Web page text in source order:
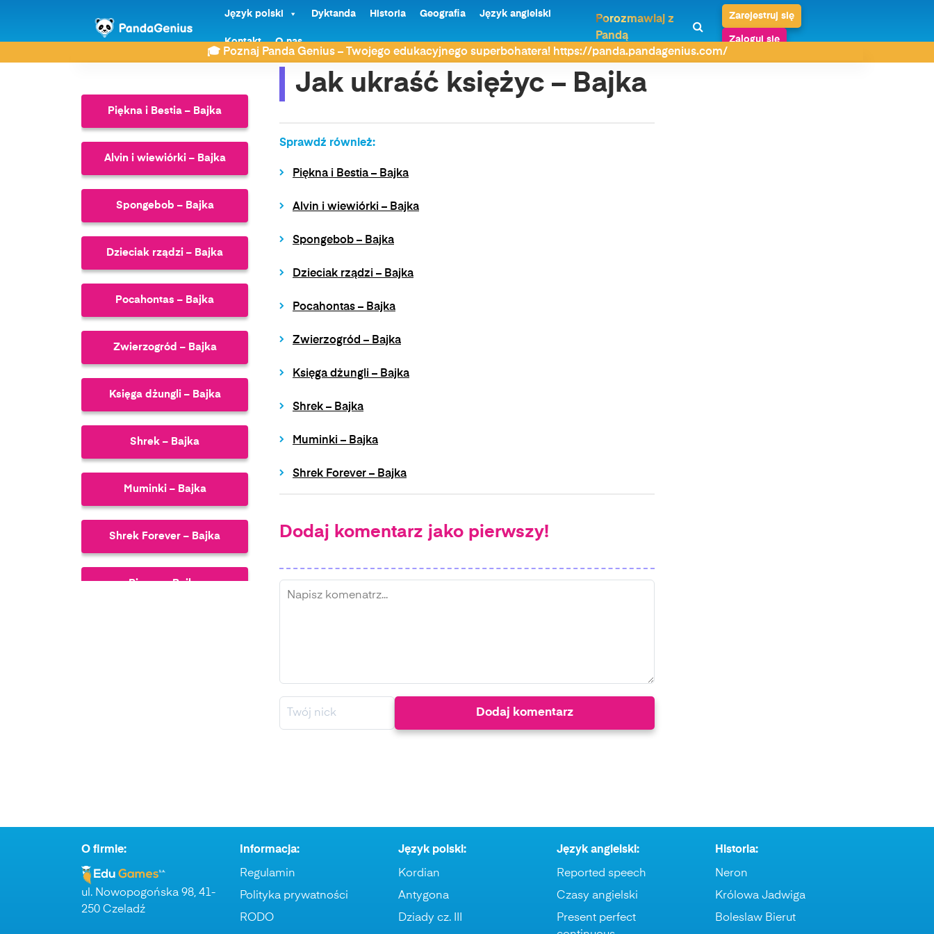
Język polski Dyktanda Historia Geografia Język angielski
Kontakt O nas
Porozmawiaj z
Pandą
Zarejestruj się
Zaloguj się
🎓 Poznaj Panda Genius – Twojego edukacyjnego superbohatera! https://panda.pandagenius.com/
ZDAY Bajki Jak ukraść księżyc – Bajka
Piękna i Bestia – Bajka
Alvin i wiewiórki – Bajka
Spongebob – Bajka
Dzieciak rządzi – Bajka
Pocahontas – Bajka
Zwierzogród – Bajka
Księga dżungli – Bajka
Shrek – Bajka
Muminki – Bajka
Shrek Forever – Bajka
Piorun – Bajka
Jak ukraść księżyc – Bajka
Sprawdź również:
Piękna i Bestia – Bajka
Alvin i wiewiórki – Bajka
Spongebob – Bajka
Dzieciak rządzi – Bajka
Pocahontas – Bajka
Zwierzogród – Bajka
Księga dżungli – Bajka
Shrek – Bajka
Muminki – Bajka
Shrek Forever – Bajka
Dodaj komentarz jako pierwszy!
O firmie:
ul. Nowopogońska 98, 41-
250 Czeladź
Informacja:
Regulamin
Polityka prywatności
RODO
Język polski:
Kordian
Antygona
Dziady cz. III
Język angielski:
Reported speech
Czasy angielski
Present perfect
Historia:
Neron
Królowa Jadwiga
Boleslaw Bierut